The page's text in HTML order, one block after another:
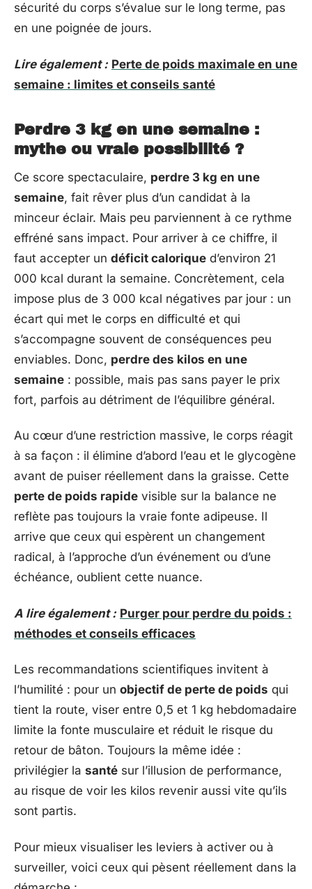
sécurité du corps s’évalue sur le long terme, pas
en une poignée de jours.
Lire également : Perte de poids maximale en une
semaine : limites et conseils santé
Perdre 3 kg en une semaine :
mythe ou vraie possibilité ?
Ce score spectaculaire, perdre 3 kg en une
semaine, fait rêver plus d’un candidat à la
minceur éclair. Mais peu parviennent à ce rythme
effréné sans impact. Pour arriver à ce chiffre, il
faut accepter un déficit calorique d’environ 21
000 kcal durant la semaine. Concrètement, cela
impose plus de 3 000 kcal négatives par jour : un
écart qui met le corps en difficulté et qui
s’accompagne souvent de conséquences peu
enviables. Donc, perdre des kilos en une
semaine : possible, mais pas sans payer le prix
fort, parfois au détriment de l’équilibre général.
Au cœur d’une restriction massive, le corps réagit
à sa façon : il élimine d’abord l’eau et le glycogène
avant de puiser réellement dans la graisse. Cette
perte de poids rapide visible sur la balance ne
reflète pas toujours la vraie fonte adipeuse. Il
arrive que ceux qui espèrent un changement
radical, à l’approche d’un événement ou d’une
échéance, oublient cette nuance.
A lire également : Purger pour perdre du poids :
méthodes et conseils efficaces
Les recommandations scientifiques invitent à
l’humilité : pour un objectif de perte de poids qui
tient la route, viser entre 0,5 et 1 kg hebdomadaire
limite la fonte musculaire et réduit le risque du
retour de bâton. Toujours la même idée :
privilégier la santé sur l’illusion de performance,
au risque de voir les kilos revenir aussi vite qu’ils
sont partis.
Pour mieux visualiser les leviers à activer ou à
surveiller, voici ceux qui pèsent réellement dans la